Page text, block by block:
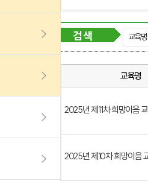
검 색
교육명
2025년 제11차 희망이음
2025년 제10차 희망이음